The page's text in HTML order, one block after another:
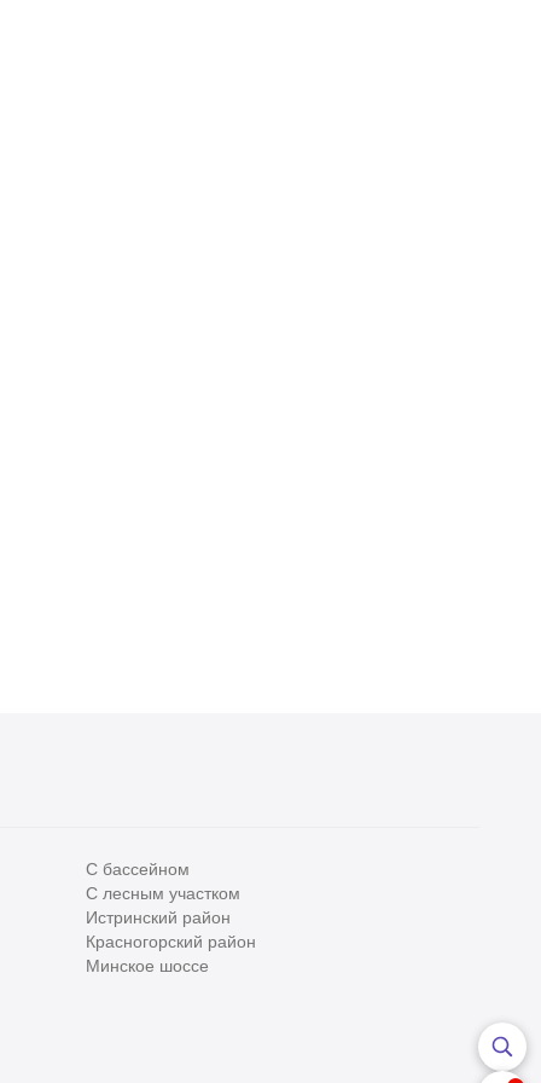
С бассейном
С лесным участком
Истринский район
Красногорский район
Минское шоссе
Все
Сегодня